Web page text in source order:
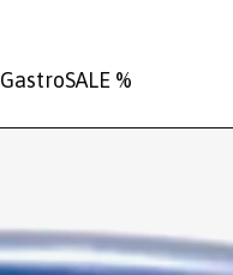
GastroSALE %